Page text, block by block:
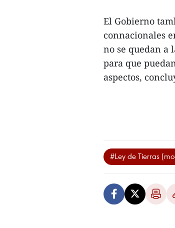
El Gobierno
connacionales
no se quedan a
para que
aspectos,
#Ley de Tierras